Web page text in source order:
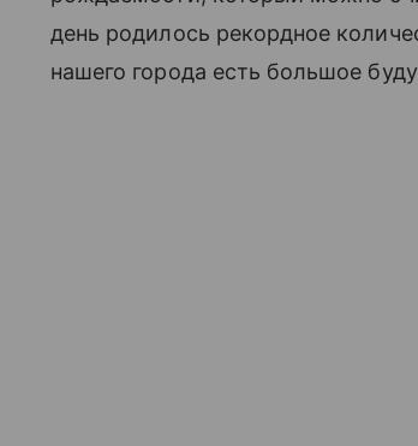
день родилось рекордное
нашего города есть большое